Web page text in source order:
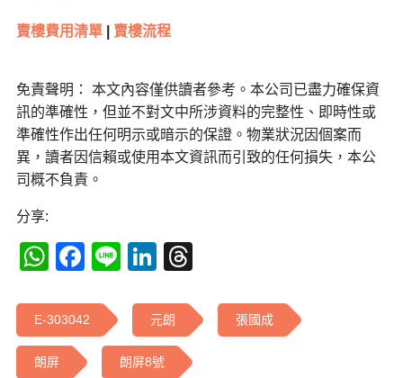
賣樓費用清單| 賣樓流程
免責聲明： 本文內容僅供讀者參考。本公司已盡力確保資
訊的準確性，但並不對文中所涉資料的完整性、即時性或
準確性作出任何明示或暗示的保證。物業狀況因個案而
異，讀者因信賴或使用本文資訊而引致的任何損失，本公
司概不負責。
分享:
WhatsApp
Facebook
LineLinkedIn
E-303042 元朗 張國成
朗屏 朗屏8號